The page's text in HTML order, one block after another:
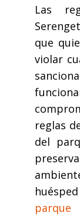
Las
que
violar
reglas
del
parque